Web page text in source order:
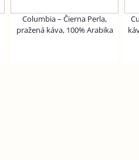
Columbia – Čierna Perla,
pražená káva, 100% Arabika